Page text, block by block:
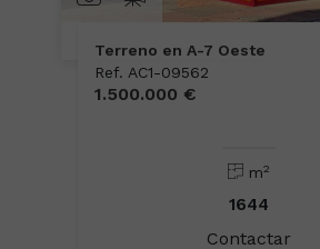
Terreno en A-7 Oeste
Ref. AC1-09562
1.500.000 €
m2
1644
Contactar